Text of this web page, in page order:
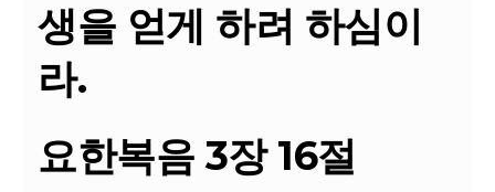
생을 얻게 하려 하심이
라.
요한복음 3장 16절